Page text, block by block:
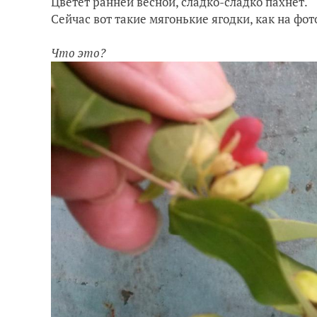
Сейчас вот такие мягонькие ягодки, как на
Что это?